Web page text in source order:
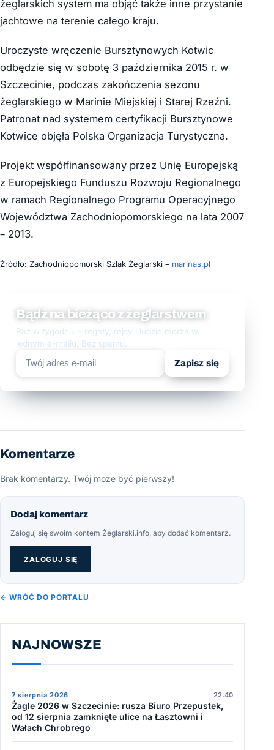
żeglarskich system ma objąć także inne przystanie
jachtowe na terenie całego kraju.
Uroczyste wręczenie Bursztynowych Kotwic
odbędzie się w sobotę 3 października 2015 r. w
Szczecinie, podczas zakończenia sezonu
żeglarskiego w Marinie Miejskiej i Starej Rzeźni.
Patronat nad systemem certyfikacji Bursztynowe
Kotwice objęła Polska Organizacja Turystyczna.
Projekt współfinansowany przez Unię Europejską
z Europejskiego Funduszu Rozwoju Regionalnego
w ramach Regionalnego Programu Operacyjnego
Województwa Zachodniopomorskiego na lata 2007
– 2013.
Źródło: Zachodniopomorski Szlak Żeglarski – marinas.pl
Bądź na bieżąco z żeglarstwem
Raz w tygodniu - regaty, rejsy i ludzie morza w
jednym e-mailu. Bez spamu.
Zapisz się
Komentarze
Brak komentarzy. Twój może być pierwszy!
Dodaj komentarz
Zaloguj się swoim kontem Żeglarski.info, aby dodać komentarz.
ZALOGUJ SIĘ
← WRÓĆ DO PORTALU
NAJNOWSZE
7 sierpnia 2026 22:40
Żagle 2026 w Szczecinie: rusza Biuro Przepustek,
od 12 sierpnia zamknięte ulice na Łasztowni i
Wałach Chrobrego